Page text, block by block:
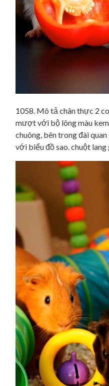
1058. Mô tả chân thực 2
mượt với bộ lông màu
chuông, bên trong đài
với biểu đồ sao. chuột lang